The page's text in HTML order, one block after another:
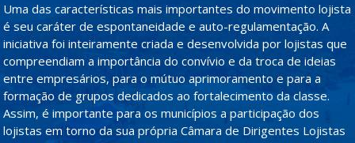
Uma das características mais importantes do movimento lojista
é seu caráter de espontaneidade e auto-regulamentação. A
iniciativa foi inteiramente criada e desenvolvida por lojistas que
compreendiam a importância do convívio e da troca de ideias
entre empresários, para o mútuo aprimoramento e para a
formação de grupos dedicados ao fortalecimento da classe.
Assim, é importante para os municípios a participação dos
lojistas em torno da sua própria Câmara de Dirigentes Lojistas